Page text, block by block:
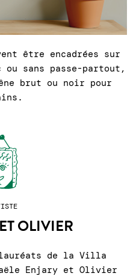
être encadrées sur
sans passe-partout,
brut ou noir pour
OLIVIER
de la Villa
Enjary et Olivier